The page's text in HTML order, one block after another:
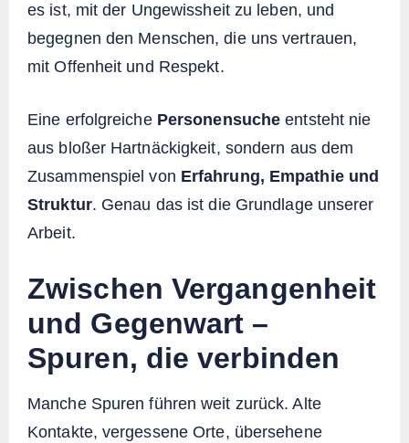
es ist, mit der Ungewissheit zu leben, und
begegnen den Menschen, die uns vertrauen,
mit Offenheit und Respekt.
Eine erfolgreiche Personensuche entsteht nie
aus bloßer Hartnäckigkeit, sondern aus dem
Zusammenspiel von Erfahrung, Empathie und
Struktur. Genau das ist die Grundlage unserer
Arbeit.
Zwischen Vergangenheit
und Gegenwart –
Spuren, die verbinden
Manche Spuren führen weit zurück. Alte
Kontakte, vergessene Orte, übersehene